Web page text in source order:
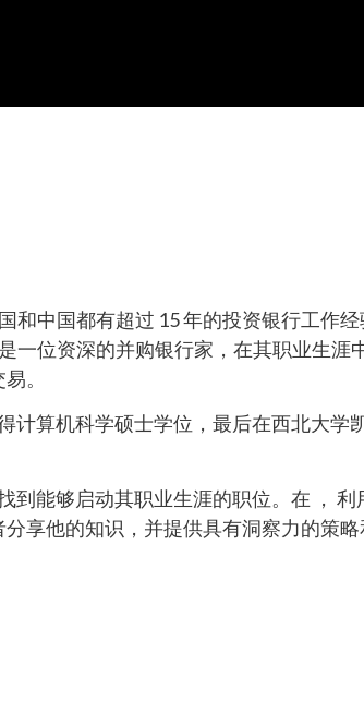
和中国都有超过 15 年的投资银行工作
一位资深的并购银行家，在其职业生涯
。
计算机科学硕士学位，最后在西北大学
到能够启动其职业生涯的职位。在 ， 利
享他的知识，并提供具有洞察力的策